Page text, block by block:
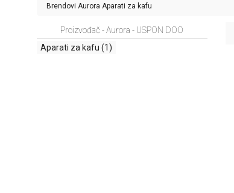
Brendovi Aurora Aparati za kafu
Proizvođač - Aurora - USPON DOO
Aparati za kafu (1)